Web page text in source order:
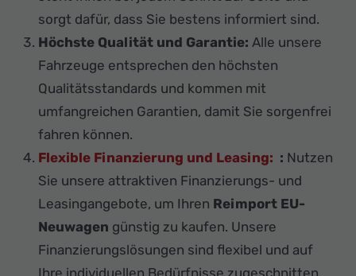
sorgt dafür, dass Sie bestens informiert sind.
Höchste Qualität und Garantie: Alle unsere
Fahrzeuge entsprechen den höchsten
Qualitätsstandards und kommen mit
umfangreichen Garantien, damit Sie sorgenfrei
fahren können.
Flexible Finanzierung und Leasing: : Nutzen
Sie unsere attraktiven Finanzierungs- und
Leasingangebote, um Ihren Reimport EU-
Neuwagen günstig zu kaufen. Unsere
Finanzierungslösungen sind flexibel und auf